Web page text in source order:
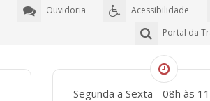
Acessibilidade
Ouvidoria
Portal da
Segunda a Sexta - 08h às